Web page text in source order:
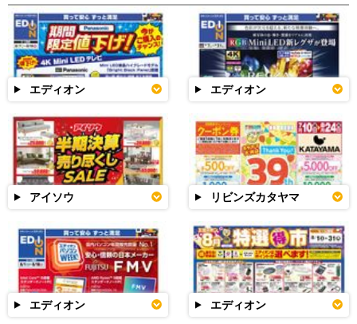
エディオン エディオン
アイソウ リビンズカタヤマ
エディオン エディオン